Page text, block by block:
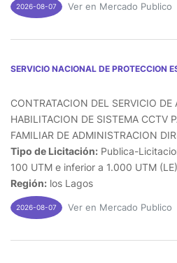
2026-08-07 Ver en Mercado Publico
SERVICIO NACIONAL DE PROTECCION
CONTRATACION DEL SERVICIO
HABILITACION DE SISTEMA CCTV
FAMILIAR DE ADMINISTRACION
Tipo de Licitación: Publica-
100 UTM e inferior a 1.000 UTM (LE)
Región: los Lagos
2026-08-07 Ver en Mercado Publico